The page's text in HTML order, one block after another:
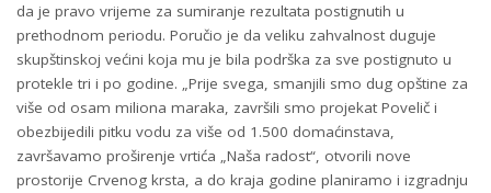
da je pravo vrijeme za sumiranje rezultata postignutih u
prethodnom periodu. Poručio je da veliku zahvalnost duguje
skupštinskoj većini koja mu je bila podrška za sve postignuto u
protekle tri i po godine. „Prije svega, smanjili smo dug opštine za
više od osam miliona maraka, završili smo projekat Povelič i
obezbijedili pitku vodu za više od 1.500 domaćinstava,
završavamo proširenje vrtića „Naša radost“, otvorili nove
prostorije Crvenog krsta, a do kraja godine planiramo i izgradnju